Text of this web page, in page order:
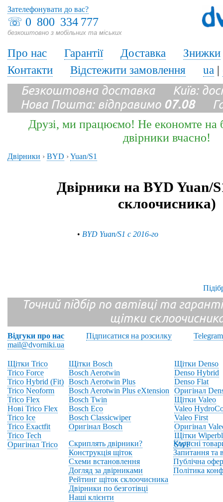
☏ 0 800 334 777
безкоштовно з мобільних та міських
Зателефонувати до вас?
Про нас Гарантії Доставка
Знижки
Контакти
Відстежити замовлення ua |
Безкоштовна доставка Київ:
Нова Пошта: відправимо 07.08
Друзі, ми працюємо! Не економте на
двірники вчасно!
Двірники › BYD ›Yuan/S1
Двірники на BYD Yuan/
склоочисника)
• BYD Yuan/S1 с 2016-го
Точний підбір по автівці та
щітки
Відгуки про нас Підписатися на розсилку
Telegram
mail@dvorniki.ua
Щітки Trico
Trico Force
Trico Hybrid (Fit)
Trico Neoform
Trico Flex
Нові Trico Flex
Trico Ice
Trico Exactfit
Trico Tech
Оригінал Trico
Щітки Bosch
Bosch Aerotwin
Bosch Aerotwin Plus
Bosch Aerotwin Plus eXtension
Bosch Twin
Bosch Eco
Bosch Classicwiper
Оригінал Bosch
Щітки Denso
Denso Hybrid
Denso Flat
Оригінал
Щітки Valeo
Valeo
Valeo First
Оригінал
Щітки
SWF
Скриплять двірники?
Конструкція щіток
Схеми встановлення
Догляд за двірниками
Рейтинг щіток склоочисника
Двірники по безготівці
Наші клієнти
Корисні
Запитання та
Публічна
Політика